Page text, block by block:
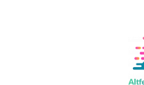
Produse Cosmetice Premium